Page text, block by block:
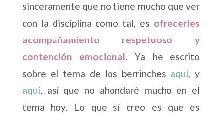
sinceramente que no tiene mucho que ver
con la disciplina como tal, es ofrecerles
acompañamiento respetuoso y
contención emocional. Ya he escrito
sobre el tema de los berrinches aquí, y
aquí, así que no ahondaré mucho en el
tema hoy. Lo que sí creo es que es